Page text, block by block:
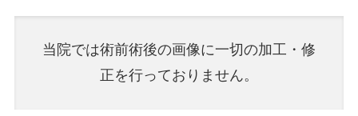
当院では術前術後の画像に一切の加工・修
正を行っておりません。